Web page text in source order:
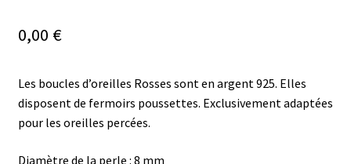
0,00 €
Les boucles d’oreilles Rosses sont en argent 925. Elles
disposent de fermoirs poussettes. Exclusivement adaptées
pour les oreilles percées.
Diamètre de la perle : 8 mm